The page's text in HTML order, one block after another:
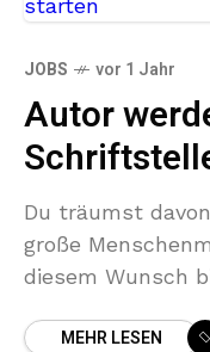
JOBS vor 1 Jahr
Autor
Du träumst
große
diesem Wunsch
MEHR LESEN